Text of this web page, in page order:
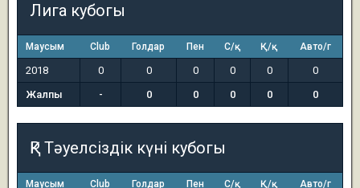
Лига кубогы
Маусым Club Голдар Пен С/қ Қ/қ Авто/г
2018 0 0 0 0 0
0
Жалпы
- 0 0 0 0 0
ҚР Тәуелсіздік күні кубогы
Маусым Club Голдар Пен С/қ Қ/қ Авто/г